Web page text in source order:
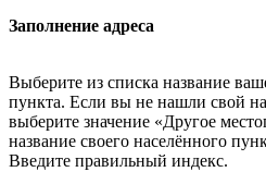
Заполнение адреса
Выберите из списка название
пункта. Если вы не нашли свой
выберите значение «Другое
название своего населённого
Введите правильный индекс.